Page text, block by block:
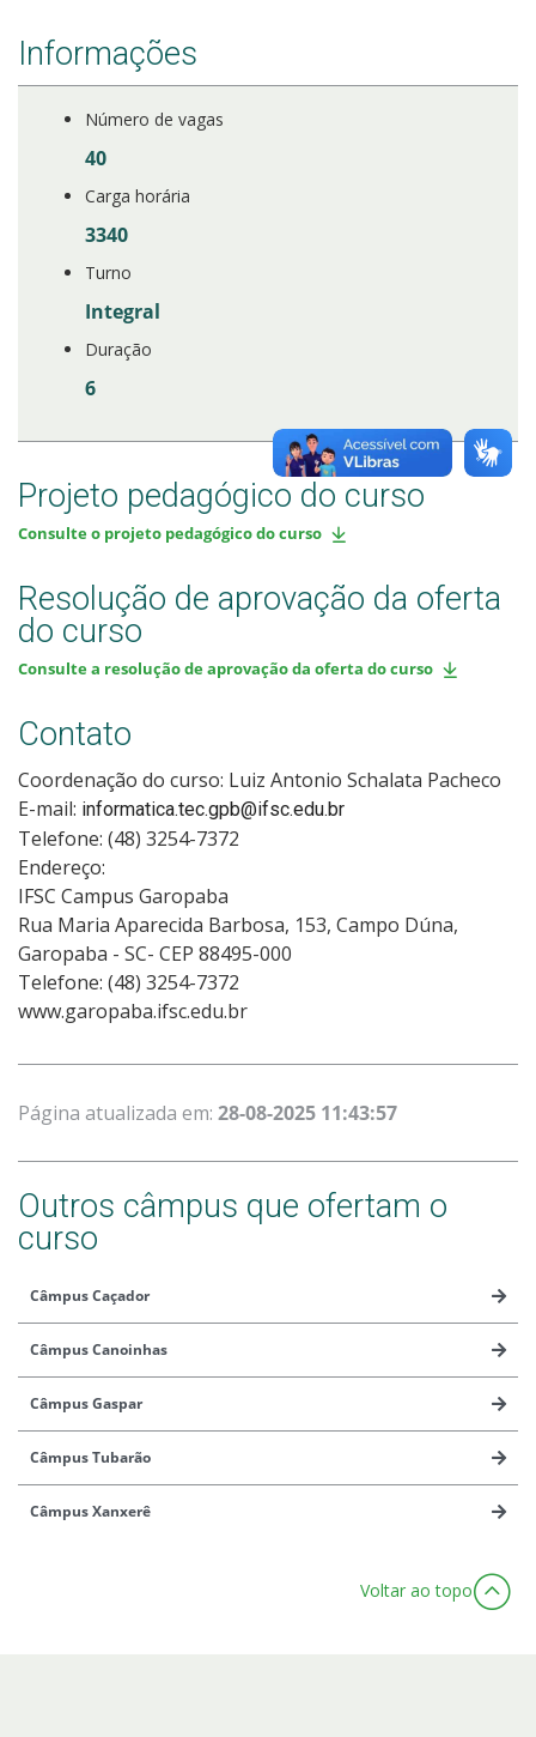
Cotas
Orientações para comprovação de cotas
Orientações para Matrícula
Estatísticas dos Processos Seletivos
Cadastro de interesse
Informações
Número de vagas
40
Carga horária
3340
Turno
Integral
Duração
6
Projeto pedagógico do curso
Consulte o projeto pedagógico do curso
Resolução de aprovação da oferta
do curso
Consulte a resolução de aprovação da oferta do curso
Contato
Coordenação do curso: Luiz Antonio Schalata Pacheco
E-mail: informatica.tec.gpb@ifsc.edu.br
Telefone: (48) 3254-7372
Endereço:
IFSC Campus Garopaba
Rua Maria Aparecida Barbosa, 153, Campo Dúna,
Garopaba - SC- CEP 88495-000
Telefone: (48) 3254-7372
www.garopaba.ifsc.edu.br
Página atualizada em: 28-08-2025 11:43:57
Outros câmpus que ofertam o
curso
Câmpus Caçador
Câmpus Canoinhas
Câmpus Gaspar
Câmpus Tubarão
Câmpus Xanxerê
Voltar ao topo